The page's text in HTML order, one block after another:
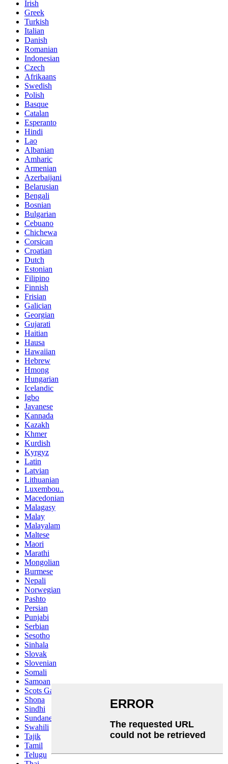
Irish
Greek
Turkish
Italian
Danish
Romanian
Indonesian
Czech
Afrikaans
Swedish
Polish
Basque
Catalan
Esperanto
Hindi
Lao
Albanian
Amharic
Armenian
Azerbaijani
Belarusian
Bengali
Bosnian
Bulgarian
Cebuano
Chichewa
Corsican
Croatian
Dutch
Estonian
Filipino
Finnish
Frisian
Galician
Georgian
Gujarati
Haitian
Hausa
Hawaiian
Hebrew
Hmong
Hungarian
Icelandic
Igbo
Javanese
Kannada
Kazakh
Khmer
Kurdish
Kyrgyz
Latin
Latvian
Lithuanian
Luxembou..
Macedonian
Malagasy
Malay
Malayalam
Maltese
Maori
Marathi
Mongolian
Burmese
Nepali
Norwegian
Pashto
Persian
Punjabi
Serbian
Sesotho
Sinhala
Slovak
Slovenian
Somali
Samoan
Scots Gaelic
Shona
Sindhi
Sundanese
Swahili
Tajik
Tamil
Telugu